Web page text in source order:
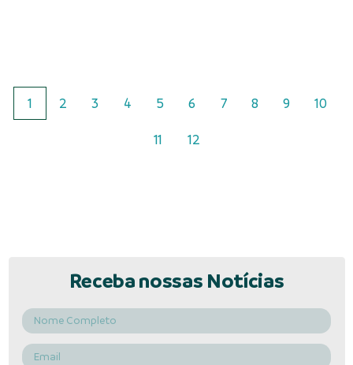
1 2 3 4 5 6 7 8 9 10
11 12
Receba nossas Notícias